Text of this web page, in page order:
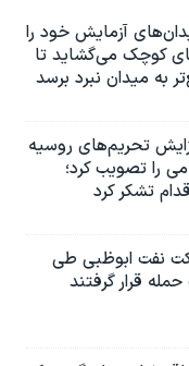
آزمایش خود را
کوچک می‌گشاید تا
به میدان نبرد برسد
تحریم‌های روسیه
را تصویب کرد؛
تشکر کرد
نفت ابوظبی طی
قرار گرفتند